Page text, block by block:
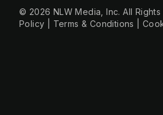
© 2026 NLW Media, Inc. All
Policy
Terms & Conditions |